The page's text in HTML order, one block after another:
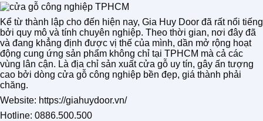
Kể từ thành lập cho đến hiện nay, Gia Huy Door đã rất nổi tiếng
bởi quy mô và tính chuyên nghiệp. Theo thời gian, nơi đây đã
và đang khẳng định được vị thế của mình, dần mở rộng hoạt
động cung ứng sản phẩm không chỉ tại TPHCM mà cả các
vùng lân cận. Là địa chỉ sản xuất cửa gỗ uy tín, gây ấn tượng
cao bởi dòng cửa gỗ công nghiệp bền đẹp, giá thành phải
chăng.
Website: https://giahuydoor.vn/
Hotline: 0886.500.500